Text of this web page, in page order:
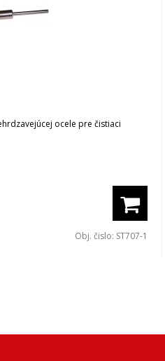
ocele pre čistiaci
Obj. čislo: ST707-1